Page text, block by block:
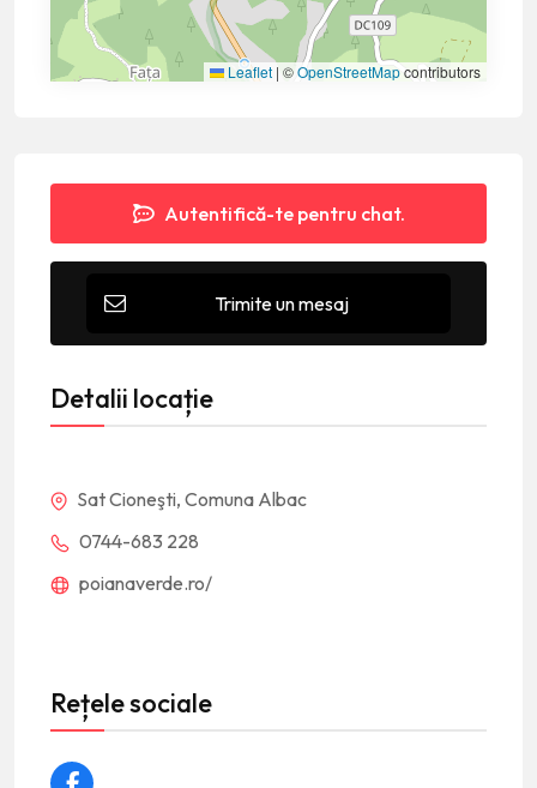
Leaflet | ©OpenStreetMapcontributors
Autentifică-te pentru chat.
Trimite un mesaj
Detalii locație
Sat Cioneşti, Comuna Albac
0744-683 228
poianaverde.ro/
Rețele sociale